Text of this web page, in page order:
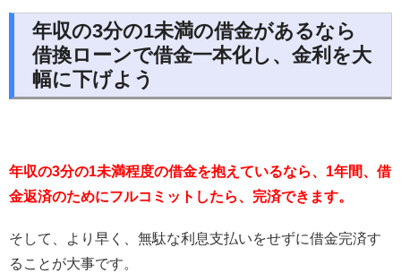
年収の3分の1未満の借金があるなら
借換ローンで借金一本化し、金利を大
幅に下げよう
年収の3分の1未満程度の借金を抱えているなら、1年間、借
金返済のためにフルコミットしたら、完済できます。
そして、より早く、無駄な利息支払いをせずに借金完済す
ることが大事です。